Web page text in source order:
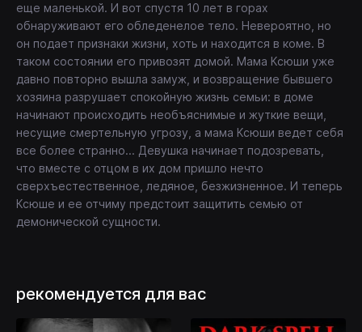
еще маленькой. И вот спустя 10 лет в горах
обнаруживают его обледенелое тело. Невероятно, но
он подает признаки жизни, хоть и находится в коме. В
таком состоянии его привозят домой. Мама Ксюши уже
давно повторно вышла замуж, и возвращение бывшего
хозяина разрушает спокойную жизнь семьи: в доме
начинают происходить необъяснимые и жуткие вещи,
несущие смертельную угрозу, а мама Ксюши ведет себя
все более странно... Девушка начинает подозревать,
что вместе с отцом в их дом пришло нечто
сверхъестественное, ледяное, безжизненное. И теперь
Ксюше и ее отчиму предстоит защитить семью от
демонической сущности.
рекомендуется для вас